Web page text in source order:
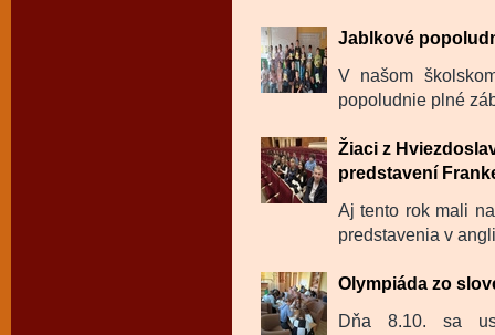
Jablkové
V našom
popoludnie plné
Žiaci z
predstavení
Aj tento rok mali
predstavenia v
Olympiáda zo
Dňa 8.10. sa